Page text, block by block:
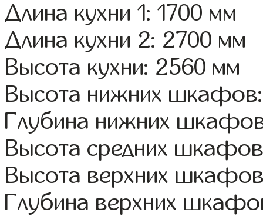
Длина кухни 1: 1700 мм
Длина кухни 2: 2700 мм
Высота кухни: 2560 мм
Высота нижних
Глубина нижних
Высота средних
Высота верхних
Глубина верхних